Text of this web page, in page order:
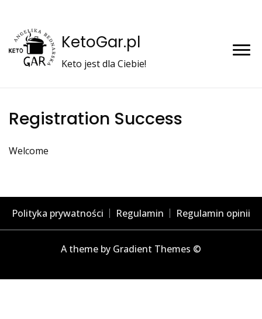
KetoGar.pl
Keto jest dla Ciebie!
Registration Success
Welcome
Polityka prywatności Regulamin Regulamin opinii
A theme by Gradient Themes ©